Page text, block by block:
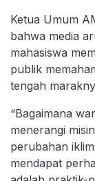
Ketua Umum
bahwa media
mahasiswa
publik
tengah
“Bagaimana
menerangi
perubahan
mendapat